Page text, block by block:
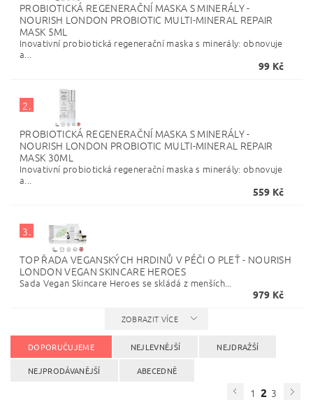
PROBIOTICKÁ REGENERAČNÍ MASKA S MINERÁLY -
NOURISH LONDON PROBIOTIC MULTI-MINERAL REPAIR
MASK 5ML
Inovativní probiotická regenerační maska s minerály: obnovuje
a...
99 Kč
2.
PROBIOTICKÁ REGENERAČNÍ MASKA S MINERÁLY -
NOURISH LONDON PROBIOTIC MULTI-MINERAL REPAIR
MASK 30ML
Inovativní probiotická regenerační maska s minerály: obnovuje
a...
559 Kč
3.
TOP ŘADA VEGANSKÝCH HRDINŮ V PÉČI O PLEŤ - NOURISH
LONDON VEGAN SKINCARE HEROES
Sada Vegan Skincare Heroes se skládá z menších...
979 Kč
ZOBRAZIT VÍCE
DOPORUČUJEME NEJLEVNĚJŠÍ NEJDRAŽŠÍ
NEJPRODÁVANĚJŠÍ ABECEDNĚ
1 2 3